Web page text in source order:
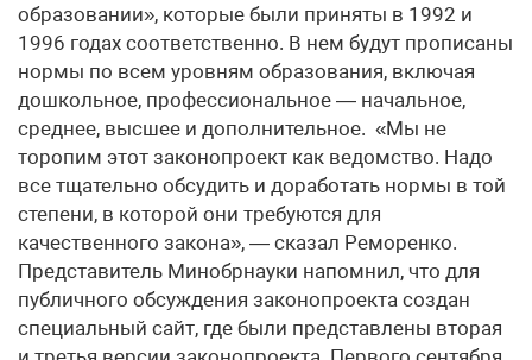
образовании», которые были приняты в 1992 и
1996 годах соответственно. В нем будут прописаны
нормы по всем уровням образования, включая
дошкольное, профессиональное — начальное,
среднее, высшее и дополнительное. «Мы не
торопим этот законопроект как ведомство. Надо
все тщательно обсудить и доработать нормы в той
степени, в которой они требуются для
качественного закона», — сказал Реморенко.
Представитель Минобрнауки напомнил, что для
публичного обсуждения законопроекта создан
специальный сайт, где были представлены вторая